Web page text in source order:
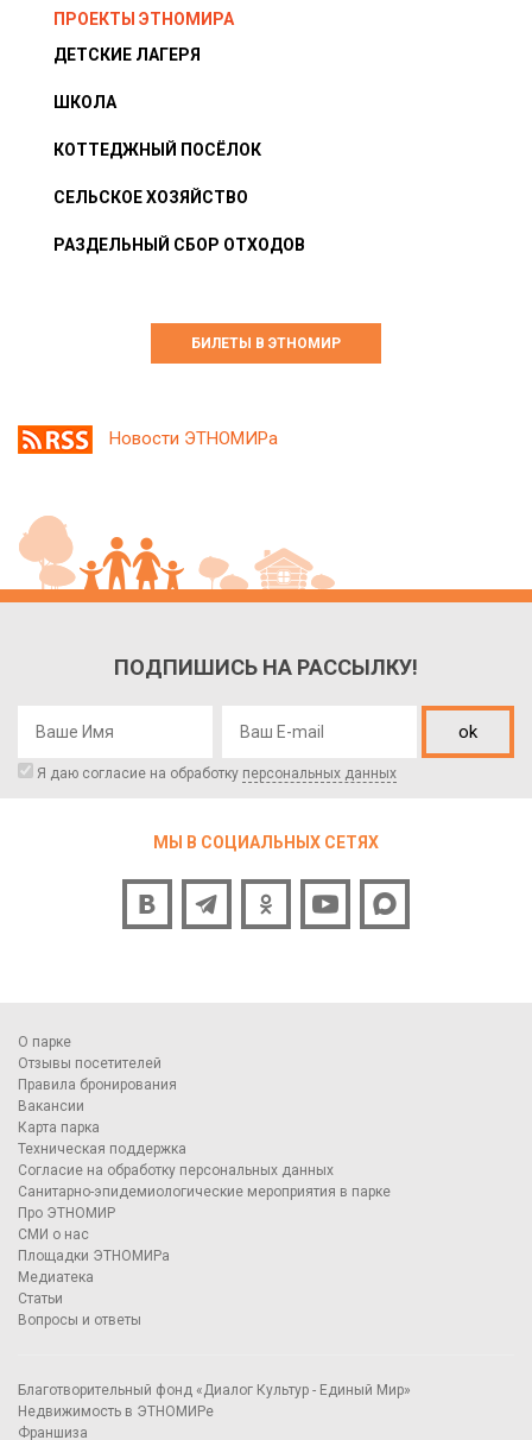
ПРОЕКТЫ ЭТНОМИРА
ДЕТСКИЕ ЛАГЕРЯ
ШКОЛА
КОТТЕДЖНЫЙ ПОСЁЛОК
СЕЛЬСКОЕ ХОЗЯЙСТВО
РАЗДЕЛЬНЫЙ СБОР ОТХОДОВ
БИЛЕТЫ В ЭТНОМИР
Новости ЭТНОМИРа
ПОДПИШИСЬ НА РАССЫЛКУ!
ok
Я даю согласие на обработку персональных данных
МЫ В СОЦИАЛЬНЫХ СЕТЯХ
О парке
Отзывы посетителей
Правила бронирования
Вакансии
Карта парка
Техническая поддержка
Согласие на обработку персональных данных
Санитарно-эпидемиологические мероприятия в парке
Про ЭТНОМИР
СМИ о нас
Площадки ЭТНОМИРа
Медиатека
Статьи
Вопросы и ответы
Благотворительный фонд «Диалог Культур - Единый Мир»
Недвижимость в ЭТНОМИРе
Франшиза